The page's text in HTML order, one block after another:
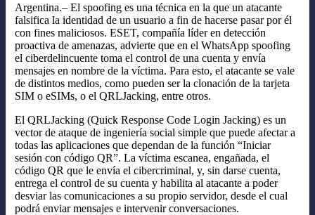
Argentina.– El spoofing es una técnica en la que un atacante
falsifica la identidad de un usuario a fin de hacerse pasar por él
con fines maliciosos. ESET, compañía líder en detección
proactiva de amenazas, advierte que en el WhatsApp spoofing
el ciberdelincuente toma el control de una cuenta y envía
mensajes en nombre de la víctima. Para esto, el atacante se vale
de distintos medios, como pueden ser la clonación de la tarjeta
SIM o eSIMs, o el QRLJacking, entre otros.
El QRLJacking (Quick Response Code Login Jacking) es un
vector de ataque de ingeniería social simple que puede afectar a
todas las aplicaciones que dependan de la función “Iniciar
sesión con código QR”. La víctima escanea, engañada, el
código QR que le envía el cibercriminal, y, sin darse cuenta,
entrega el control de su cuenta y habilita al atacante a poder
desviar las comunicaciones a su propio servidor, desde el cual
podrá enviar mensajes e intervenir conversaciones.